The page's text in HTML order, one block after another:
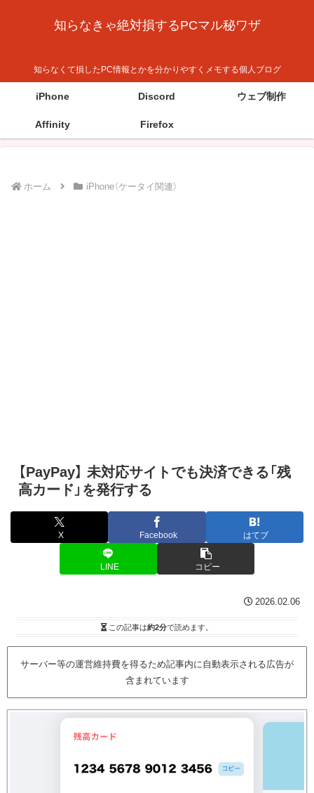
知らなきゃ絶対損するPCマル秘ワザ
知らなくて損したPC情報とかを分かりやすくメモする個人ブログ
iPhone Discord ウェブ制作
Affinity Firefox
ホーム iPhone（ケータイ関連）
【PayPay】 未対応サイトでも決済できる「残
高カード」を発行する
X Facebook はてブ
LINE コピー
2026.02.06
この記事は約2分で読めます。
サーバー等の運営維持費を得るため記事内に自動表示される広告が
含まれています